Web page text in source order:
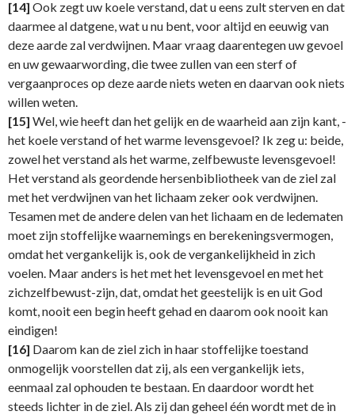
[14] Ook zegt uw koele verstand, dat u eens zult sterven en dat
daarmee al datgene, wat u nu bent, voor altijd en eeuwig van
deze aarde zal verdwijnen. Maar vraag daarentegen uw gevoel
en uw gewaarwording, die twee zullen van een sterf of
vergaanproces op deze aarde niets weten en daarvan ook niets
willen weten.
[15] Wel, wie heeft dan het gelijk en de waarheid aan zijn kant, -
het koele verstand of het warme levensgevoel? Ik zeg u: beide,
zowel het verstand als het warme, zelfbewuste levensgevoel!
Het verstand als geordende hersenbibliotheek van de ziel zal
met het verdwijnen van het lichaam zeker ook verdwijnen.
Tesamen met de andere delen van het lichaam en de ledematen
moet zijn stoffelijke waarnemings en berekeningsvermogen,
omdat het vergankelijk is, ook de vergankelijkheid in zich
voelen. Maar anders is het met het levensgevoel en met het
zichzelfbewust-zijn, dat, omdat het geestelijk is en uit God
komt, nooit een begin heeft gehad en daarom ook nooit kan
eindigen!
[16] Daarom kan de ziel zich in haar stoffelijke toestand
onmogelijk voorstellen dat zij, als een vergankelijk iets,
eenmaal zal ophouden te bestaan. En daardoor wordt het
steeds lichter in de ziel. Als zij dan geheel één wordt met de in